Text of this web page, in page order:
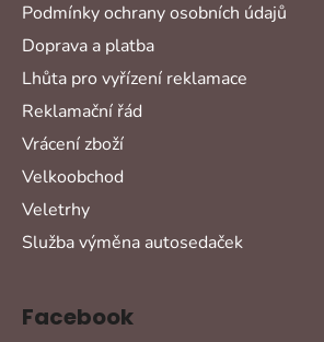
Podmínky ochrany osobních údajů
Doprava a platba
Lhůta pro vyřízení reklamace
Reklamační řád
Vrácení zboží
Velkoobchod
Veletrhy
Služba výměna autosedaček
Facebook